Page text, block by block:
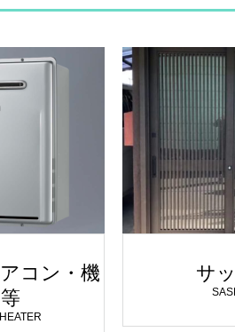
コン・機
サ